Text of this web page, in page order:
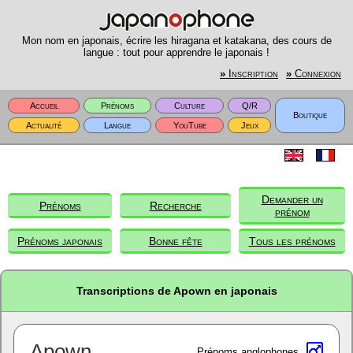
Mon nom en japonais, écrire les hiragana et katakana, des cours de
langue : tout pour apprendre le japonais !
» Inscription » Connexion
Accueil Prénoms Culture
Q/R
Boutique
Actualité
Langue YouTube Jeux
Prénoms Recherche
Demander un
prénom
Prénoms japonais Bonne fête Tous les prénoms
Transcriptions de Apown en japonais